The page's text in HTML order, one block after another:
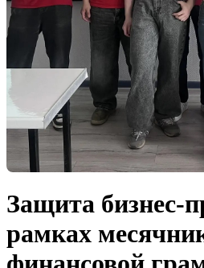
Защита бизнес-
рамках